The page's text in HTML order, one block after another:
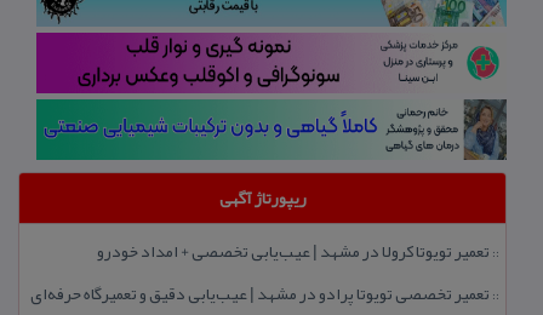
ریپورتاژ آگهی
:: تعمیر تویوتا كرولا در مشهد | عیب‌یابی تخصصی + امداد خودرو
:: تعمیر تخصصی تویوتا پرادو در مشهد | عیب‌یابی دقیق و تعمیرگاه حرفه‌ای